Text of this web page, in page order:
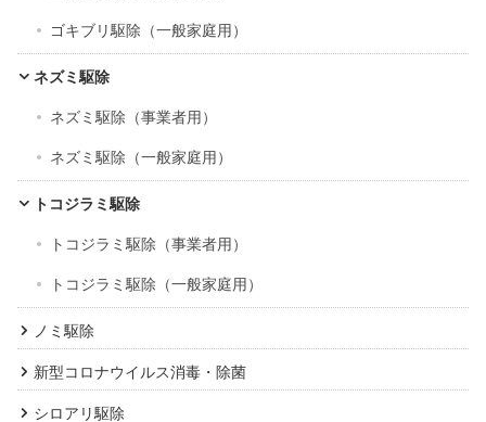
ゴキブリ駆除（一般家庭用）
ネズミ駆除
ネズミ駆除（事業者用）
ネズミ駆除（一般家庭用）
トコジラミ駆除
トコジラミ駆除（事業者用）
トコジラミ駆除（一般家庭用）
ノミ駆除
新型コロナウイルス消毒・除菌
シロアリ駆除